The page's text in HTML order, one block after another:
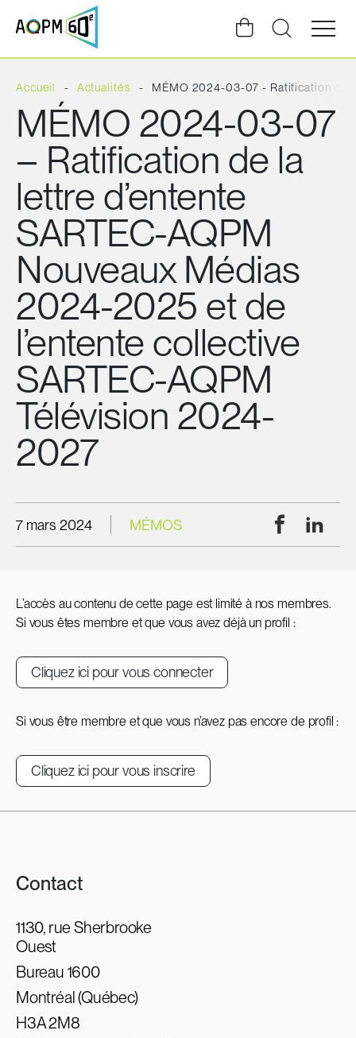
Ouvrir
la
du
Accueil Actualités MÉMO 2024-03-07 - Ratification de
MÉMO 2024-03-07
– Ratification de la
lettre d’entente
SARTEC-AQPM
Nouveaux Médias
2024-2025 et de
l’entente collective
SARTEC-AQPM
Télévision 2024-
2027
7 mars 2024 MÉMOS Facebook
L’accès au contenu de cette page est limité à nos membres.
Si vous êtes membre et que vous avez déjà un profil :
Cliquez ici pour vous connecter
Si vous être membre et que vous n’avez pas encore de profil :
Cliquez ici pour vous inscrire
Contact
1130, rue Sherbrooke
Ouest
Bureau 1600
Montréal (Québec)
H3A 2M8